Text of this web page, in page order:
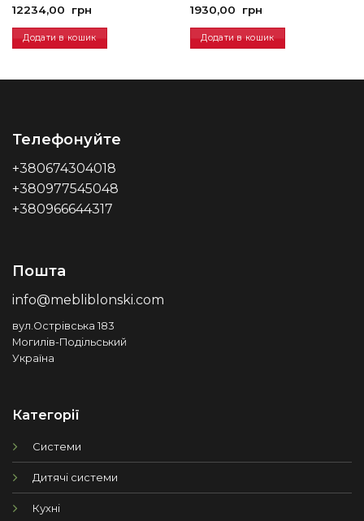
12234,00 грн
Додати в кошик
1930,00
грн
Додати в кошик
Телефонуйте
+380674304018
+380977545048
+380966644317
Пошта
info@mebliblonski.com
вул.Острівська 183
Могилів-Подільський
Україна
Категорії
Системи
Дитячі системи
Кухні